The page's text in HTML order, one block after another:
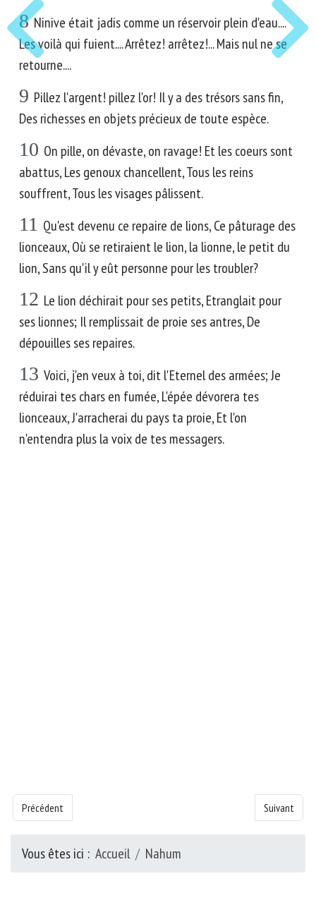
8 Ninive était jadis comme un réservoir plein d'eau....
Les voilà qui fuient.... Arrêtez! arrêtez!... Mais nul ne se
retourne....
9 Pillez l'argent! pillez l'or! Il y a des trésors sans fin,
Des richesses en objets précieux de toute espèce.
10 On pille, on dévaste, on ravage! Et les coeurs sont
abattus, Les genoux chancellent, Tous les reins
souffrent, Tous les visages pâlissent.
11 Qu'est devenu ce repaire de lions, Ce pâturage des
lionceaux, Où se retiraient le lion, la lionne, le petit du
lion, Sans qu'il y eût personne pour les troubler?
12 Le lion déchirait pour ses petits, Etranglait pour
ses lionnes; Il remplissait de proie ses antres, De
dépouilles ses repaires.
13 Voici, j'en veux à toi, dit l'Eternel des armées; Je
réduirai tes chars en fumée, L'épée dévorera tes
lionceaux, J'arracherai du pays ta proie, Et l'on
n'entendra plus la voix de tes messagers.
Article précédent : Livre de la Nahum - Chapitre 1
Précédent Article
Suivant
Vous êtes ici : Accueil Nahum